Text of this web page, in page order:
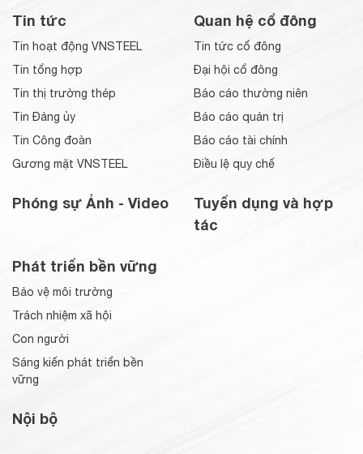
Tin tức
Tin hoạt động VNSTEEL
Tin tổng hợp
Tin thị trường thép
Tin Đảng ủy
Tin Công đoàn
Gương mặt VNSTEEL
Phóng sự Ảnh - Video
Quan hệ cổ đông
Tin tức cổ đông
Đại hội cổ đông
Báo cáo thường niên
Báo cáo quản trị
Báo cáo tài chính
Điều lệ quy chế
Tuyển dụng và hợp
tác
Phát triển bền vững
Bảo vệ môi trường
Trách nhiệm xã hội
Con người
Sáng kiến phát triển bền
vững
Nội bộ